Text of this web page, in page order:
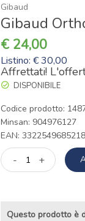
Gibaud
Gibaud
24,00
Listino: € 30,00
Affrettati!
DISPONIBILE
Codice prodotto:
Minsan: 904976127
EAN: 3322549685218
- +
Questo prodotto è